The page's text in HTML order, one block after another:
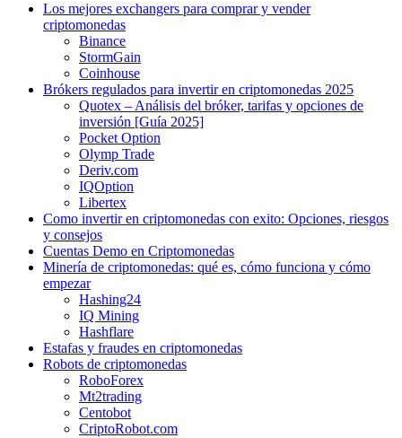
Los mejores exchangers para comprar y vender
criptomonedas
Binance
StormGain
Coinhouse
Brókers regulados para invertir en criptomonedas 2025
Quotex – Análisis del bróker, tarifas y opciones de
inversión [Guía 2025]
Pocket Option
Olymp Trade
Deriv.com
IQOption
Libertex
Como invertir en criptomonedas con exito: Opciones, riesgos
y consejos
Cuentas Demo en Criptomonedas
Minería de criptomonedas: qué es, cómo funciona y cómo
empezar
Hashing24
IQ Mining
Hashflare
Estafas y fraudes en criptomonedas
Robots de criptomonedas
RoboForex
Mt2trading
Centobot
CriptoRobot.com